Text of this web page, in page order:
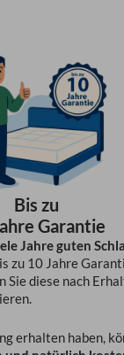
Bis zu
Garantie
Jahre guten
zu 10 Jahre
Sie diese nach
erhalten haben,